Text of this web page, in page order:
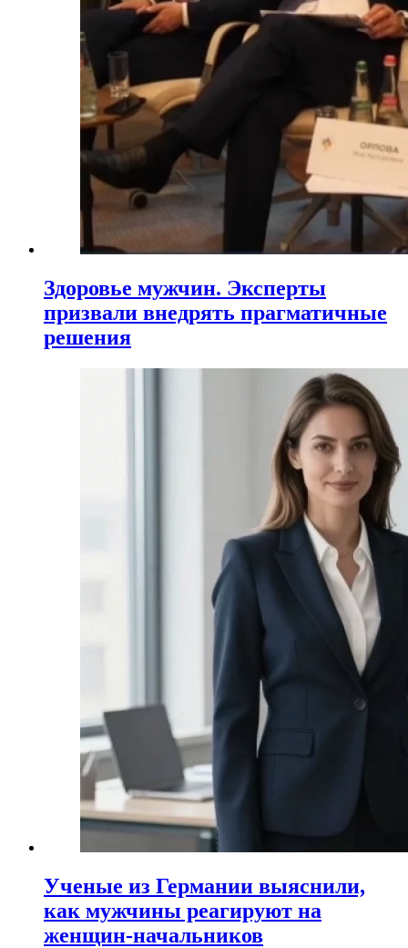
Здоровье мужчин. Эксперты
призвали внедрять прагматичные
решения
Ученые из Германии выяснили,
как мужчины реагируют на
женщин-начальников